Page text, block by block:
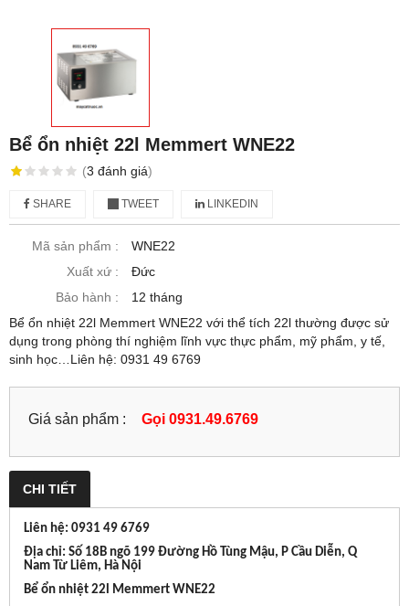
Bể ổn nhiệt 22l Memmert WNE22
(3 đánh giá)
SHARE TWEET LINKEDIN
Mã sản phẩm :
WNE22
Xuất xứ :
Đức
Bảo hành :
12 tháng
Bể ổn nhiệt 22l Memmert WNE22 với thể tích 22l thường được sử
dụng trong phòng thí nghiệm lĩnh vực thực phẩm, mỹ phẩm, y tế,
sinh học…Liên hệ: 0931 49 6769
Giá sản phẩm : Gọi 0931.49.6769
CHI TIẾT
Liên hệ: 0931 49 6769
Địa chỉ: Số 18B ngõ 199 Đường Hồ Tùng Mậu, P Cầu Diễn, Q
Nam Từ Liêm, Hà Nội
Bể ổn nhiệt 22l Memmert WNE22